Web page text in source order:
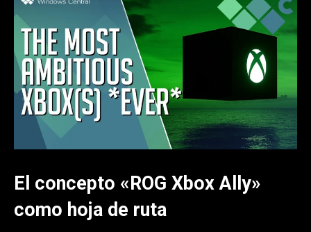
El concepto «ROG Xbox Ally»
como hoja de ruta